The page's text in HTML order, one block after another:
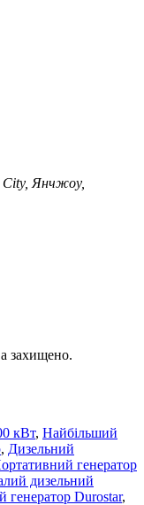
City, Янчжоу,
захищено.
кВт, Найбільший
, Дизельний
генератор
дизельний
генератор Durostar,